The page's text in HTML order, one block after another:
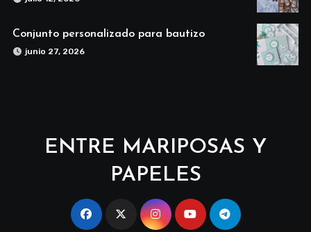
Conjunto personalizado para bautizo
junio 27, 2026
ENTRE MARIPOSAS Y
PAPELES